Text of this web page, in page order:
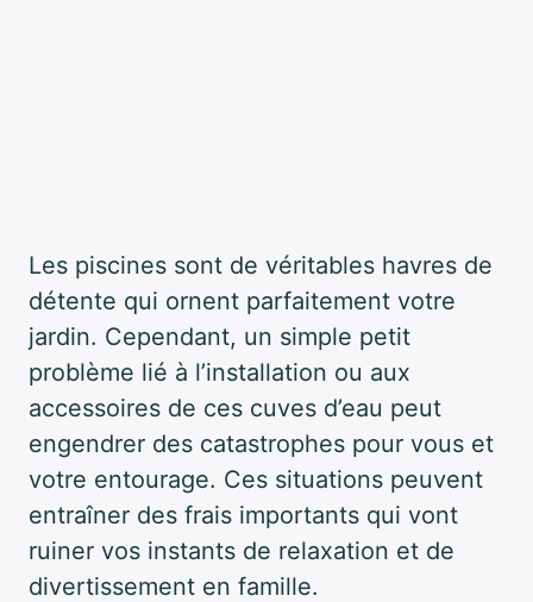
Les piscines sont de véritables havres de
détente qui ornent parfaitement votre
jardin. Cependant, un simple petit
problème lié à l’installation ou aux
accessoires de ces cuves d’eau peut
engendrer des catastrophes pour vous et
votre entourage. Ces situations peuvent
entraîner des frais importants qui vont
ruiner vos instants de relaxation et de
divertissement en famille.